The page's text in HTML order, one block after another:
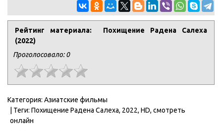
Рейтинг материала: Похищение Радена Салеха
(2022)
Проголосовало:0
Категория: Азиатские фильмы
| Теги: Похищение Радена Салеха, 2022, HD, смотреть
онлайн